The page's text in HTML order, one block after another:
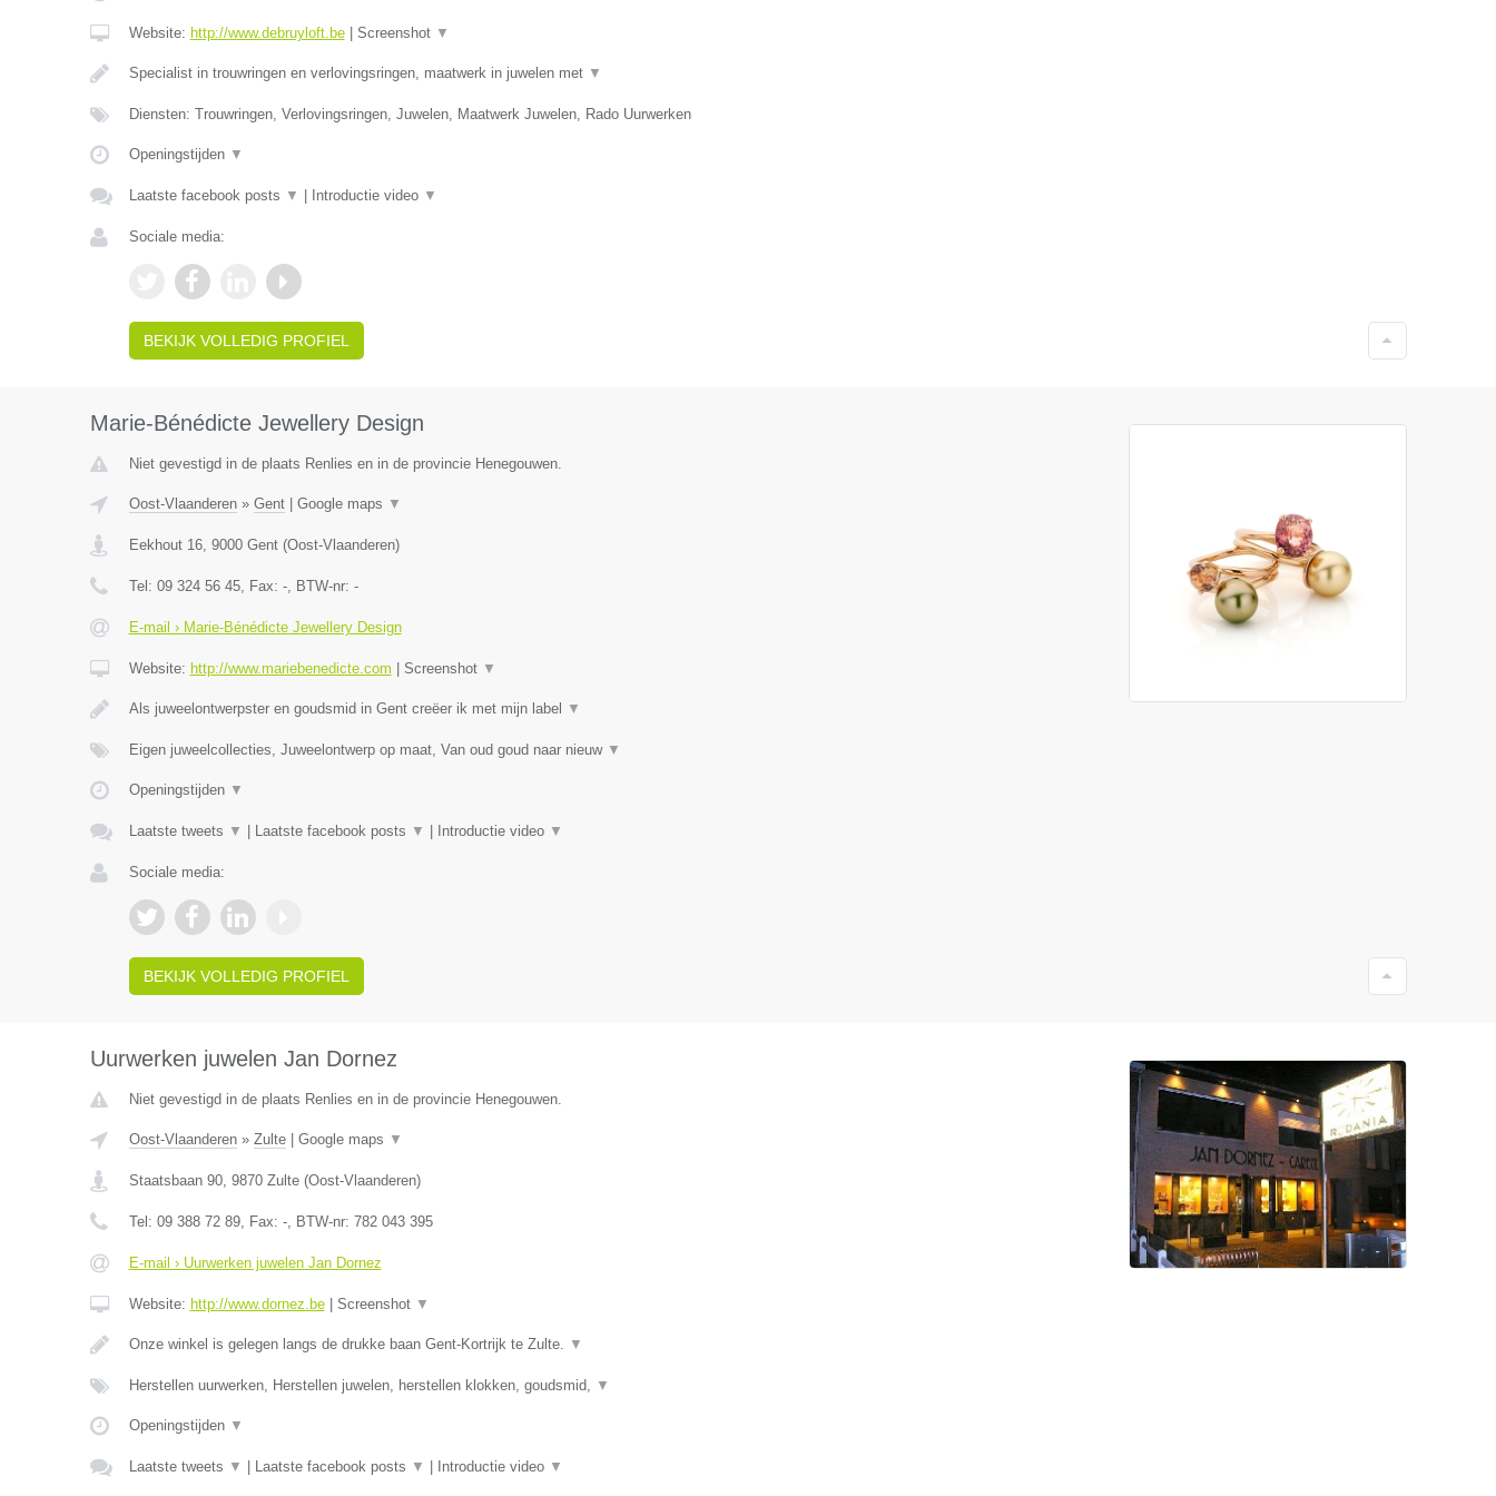
Website: http://www.debruyloft.be| Screenshot ▼
Specialist in trouwringen en verlovingsringen, maatwerk in juwelen met ▼
Diensten: Trouwringen, Verlovingsringen, Juwelen, Maatwerk Juwelen, Rado Uurwerken
Openingstijden ▼
Laatste facebook posts ▼ Introductie video ▼
Sociale media:
BEKIJK VOLLEDIG PROFIEL
Marie-Bénédicte Jewellery Design
Niet gevestigd in de plaats Renlies en in de provincie Henegouwen.
Oost-Vlaanderen» Gent| Google maps ▼
Eekhout 16, 9000 Gent(Oost-Vlaanderen)
Tel: 09 324 56 45, Fax: -, BTW-nr: -
E-mail › Marie-Bénédicte Jewellery Design
Website: http://www.mariebenedicte.com Screenshot ▼
Als juweelontwerpster en goudsmid in Gent creëer ik met mijn label ▼
Eigen juweelcollecties, Juweelontwerp op maat, Van oud goud naar nieuw ▼
Openingstijden ▼
Laatste tweets ▼ Laatste facebook posts ▼ Introductie video ▼
Sociale media:
BEKIJK VOLLEDIG PROFIEL
Uurwerken juwelen Jan Dornez
Niet gevestigd in de plaats Renlies en in de provincie Henegouwen.
Oost-Vlaanderen» Zulte| Google maps ▼
Staatsbaan 90, 9870 Zulte(Oost-Vlaanderen)
Tel: 09 388 72 89, Fax: -, BTW-nr: 782 043 395
E-mail › Uurwerken juwelen Jan Dornez
Website: http://www.dornez.be| Screenshot ▼
Onze winkel is gelegen langs de drukke baan Gent-Kortrijk te Zulte. ▼
Herstellen uurwerken, Herstellen juwelen, herstellen klokken, goudsmid, ▼
Openingstijden ▼
Laatste tweets ▼ Laatste facebook posts ▼ Introductie video ▼